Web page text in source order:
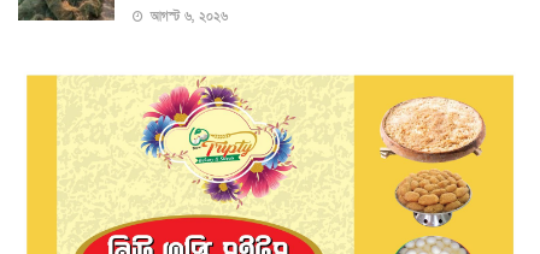
আগস্ট ৬, ২০২৬